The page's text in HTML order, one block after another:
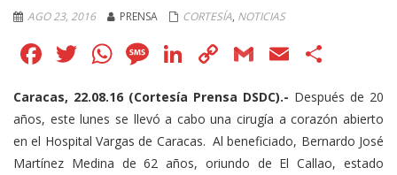
AGO 23, 2016 PRENSA CORTESÍA, NOTICIAS
Facebook
Twitter
WhatsApp
Message
LinkedIn
CopyGmailEmail
Caracas, 22.08.16 (Cortesía Prensa DSDC).- Después de 20
años, este lunes se llevó a cabo una cirugía a corazón abierto
en el Hospital Vargas de Caracas. Al beneficiado, Bernardo José
Martínez Medina de 62 años, oriundo de El Callao, estado